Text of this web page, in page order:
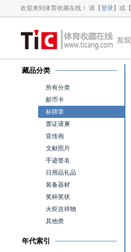
欢迎来到体育收藏在线！ 请【登录】或【
藏品分类
所有分类
邮币卡
标牌章
票证请柬
宣传画
文献照片
手迹签名
日用品礼品
装备器材
奖杯奖状
火炬吉祥物
其他类
年代索引